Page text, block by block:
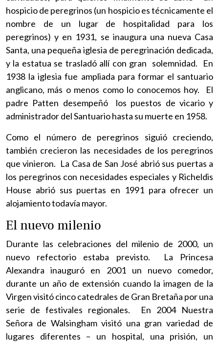
hospicio de peregrinos (un hospicio es técnicamente el
nombre de un lugar de hospitalidad para los
peregrinos) y en 1931, se inaugura una nueva Casa
Santa, una pequeña iglesia de peregrinación dedicada,
y la estatua se trasladó allí con gran solemnidad. En
1938 la iglesia fue ampliada para formar el santuario
anglicano, más o menos como lo conocemos hoy. El
padre Patten desempeñó los puestos de vicario y
administrador del Santuario hasta su muerte en 1958.
Como el número de peregrinos siguió creciendo,
también crecieron las necesidades de los peregrinos
que vinieron. La Casa de San José abrió sus puertas a
los peregrinos con necesidades especiales y Richeldis
House abrió sus puertas en 1991 para ofrecer un
alojamiento todavía mayor.
El nuevo milenio
Durante las celebraciones del milenio de 2000, un
nuevo refectorio estaba previsto. La Princesa
Alexandra inauguró en 2001 un nuevo comedor,
durante un año de extensión cuando la imagen de la
Virgen visitó cinco catedrales de Gran Bretaña por una
serie de festivales regionales. En 2004 Nuestra
Señora de Walsingham visitó una gran variedad de
lugares diferentes – un hospital, una prisión, un